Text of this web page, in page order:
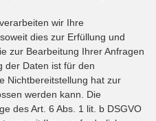
wir Ihre
dies zur Erfüllung und
zur Bearbeitung Ihrer Anfragen
der Daten ist für den
Nichtbereitstellung hat zur
werden kann. Die
des Art. 6 Abs. 1 lit. b DSGVO